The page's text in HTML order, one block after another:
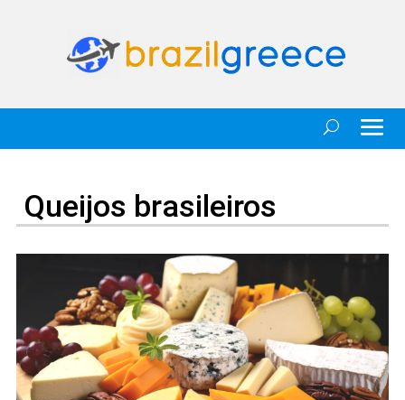
Queijos brasileiros